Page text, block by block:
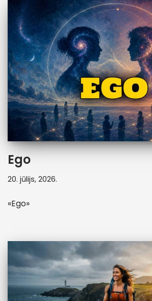
Ego
20. jūlijs, 2026.
«Ego»